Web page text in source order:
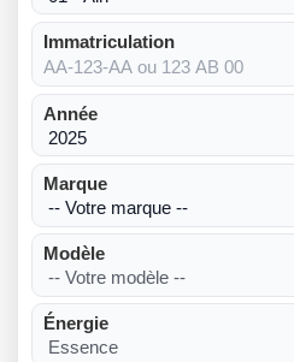
Immatriculation
Année
Marque
Modèle
Énergie